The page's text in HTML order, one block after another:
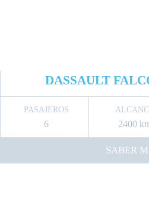
DASSAULT
PASAJEROS
6 2400
SABER